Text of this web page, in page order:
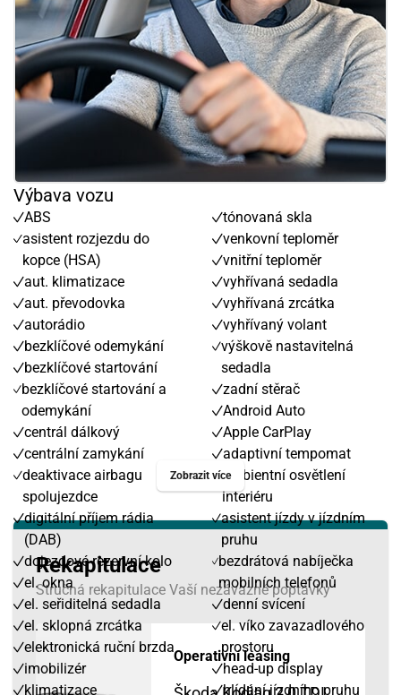
Výbava vozu
ABS
asistent rozjezdu do
kopce (HSA)
aut. klimatizace
aut. převodovka
autorádio
bezklíčové odemykání
bezklíčové startování
bezklíčové startování a
odemykání
centrál dálkový
centrální zamykání
deaktivace airbagu
spolujezdce
digitální příjem rádia
(DAB)
dojezdové rezervní kolo
el. okna
el. seřiditelná sedadla
el. sklopná zrcátka
elektronická ruční brzda
imobilizér
klimatizace
tónovaná skla
venkovní teploměr
vnitřní teploměr
vyhřívaná sedadla
vyhřívaná zrcátka
vyhřívaný volant
výškově nastavitelná
sedadla
zadní stěrač
Android Auto
Apple CarPlay
adaptivní tempomat
ambientní osvětlení
interiéru
asistent jízdy v jízdním
pruhu
bezdrátová nabíječka
mobilních telefonů
denní svícení
el. víko zavazadlového
prostoru
head-up display
hlídání jízdního pruhu
Zobrazit více
Rekapitulace
Stručná rekapitulace Vaší nezávazné poptávky
Operativní leasing